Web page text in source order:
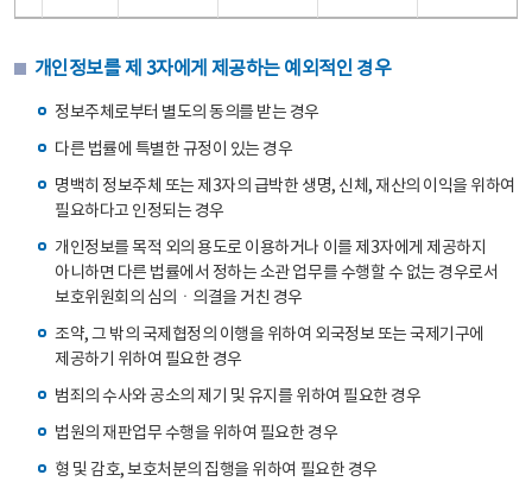
개인정보를 제 3자에게 제공하는 예외적인 경우
정보주체로부터 별도의 동의를 받는 경우
다른 법률에 특별한 규정이 있는 경우
명백히 정보주체 또는 제3자의 급박한 생명, 신체, 재산의 이익을 위하여
필요하다고 인정되는 경우
개인정보를 목적 외의 용도로 이용하거나 이를 제3자에게 제공하지
아니하면 다른 법률에서 정하는 소관 업무를 수행할 수 없는 경우로서
보호위원회의 심의ㆍ의결을 거친 경우
조약, 그 밖의 국제협정의 이행을 위하여 외국정보 또는 국제기구에
제공하기 위하여 필요한 경우
범죄의 수사와 공소의 제기 및 유지를 위하여 필요한 경우
법원의 재판업무 수행을 위하여 필요한 경우
형 및 감호, 보호처분의 집행을 위하여 필요한 경우